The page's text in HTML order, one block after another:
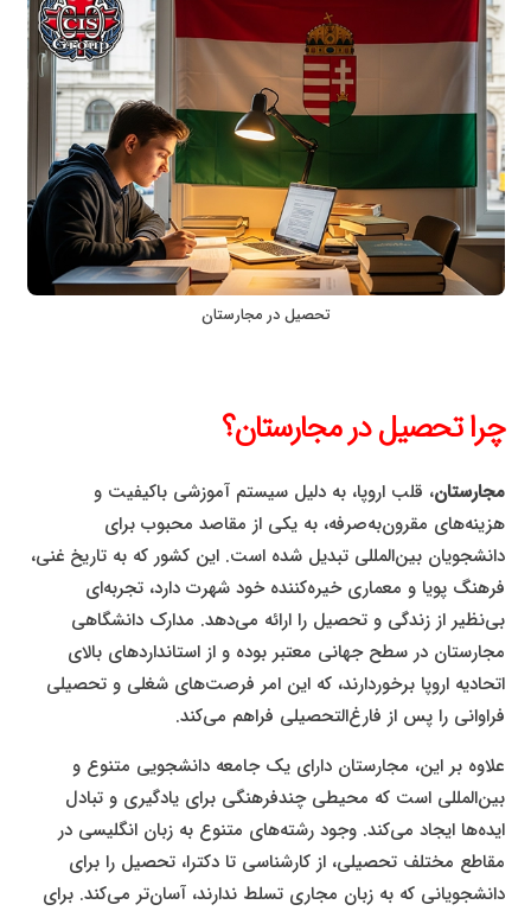
تحصیل در مجارستان
چرا تحصیل در مجارستان؟
مجارستان، قلب اروپا، به دلیل سیستم آموزشی باکیفیت و
هزینه‌های مقرون‌به‌صرفه، به یکی از مقاصد محبوب برای
دانشجویان بین‌المللی تبدیل شده است. این کشور که به تاریخ غنی،
فرهنگ پویا و معماری خیره‌کننده خود شهرت دارد، تجربه‌ای
بی‌نظیر از زندگی و تحصیل را ارائه می‌دهد. مدارک دانشگاهی
مجارستان در سطح جهانی معتبر بوده و از استانداردهای بالای
اتحادیه اروپا برخوردارند، که این امر فرصت‌های شغلی و تحصیلی
فراوانی را پس از فارغ‌التحصیلی فراهم می‌کند.
علاوه بر این، مجارستان دارای یک جامعه دانشجویی متنوع و
بین‌المللی است که محیطی چندفرهنگی برای یادگیری و تبادل
ایده‌ها ایجاد می‌کند. وجود رشته‌های متنوع به زبان انگلیسی در
مقاطع مختلف تحصیلی، از کارشناسی تا دکترا، تحصیل را برای
دانشجویانی که به زبان مجاری تسلط ندارند، آسان‌تر می‌کند. برای